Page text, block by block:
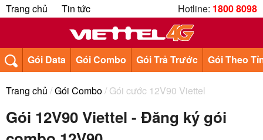
Trang chủ Tin tức Hotline: 1800 8098
Gói Data Gói Combo Gói Trả Trước Gói Theo
Trang chủ /Gói Combo/ Gói cước 12V90 Viettel
Gói 12V90 Viettel - Đăng ký gói